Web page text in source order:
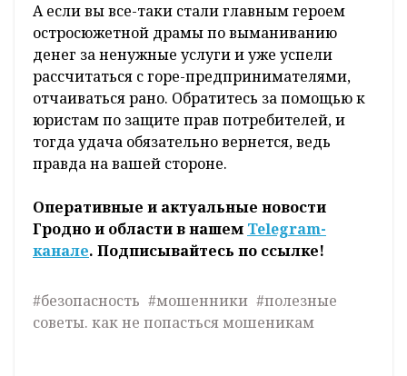
А если вы все-таки стали главным героем
остросюжетной драмы по выманиванию
денег за ненужные услуги и уже успели
рассчитаться с горе-предпринимателями,
отчаиваться рано. Обратитесь за помощью к
юристам по защите прав потребителей, и
тогда удача обязательно вернется, ведь
правда на вашей стороне.
Оперативные и актуальные новости
Гродно и области в нашем Telegram-
канале. Подписывайтесь по ссылке!
#безопасность #мошенники #полезные
советы. как не попасться мошеникам